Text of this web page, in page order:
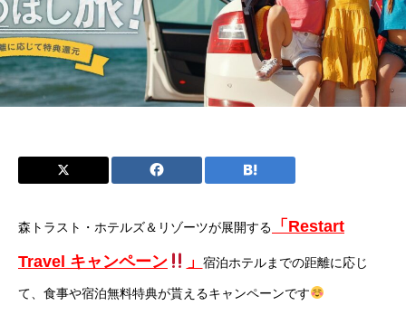
森トラスト・ホテルズ＆リゾーツが展開する
「Restart
Travel キャンペーン
」 宿泊ホテルまでの距離に応じ
て、食事や宿泊無料特典が貰えるキャンペーンです